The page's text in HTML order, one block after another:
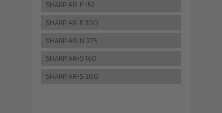
SHARP AR-F 152
SHARP AR-F 200
SHARP AR-N 275
SHARP AR-S 160
SHARP AR-S 200